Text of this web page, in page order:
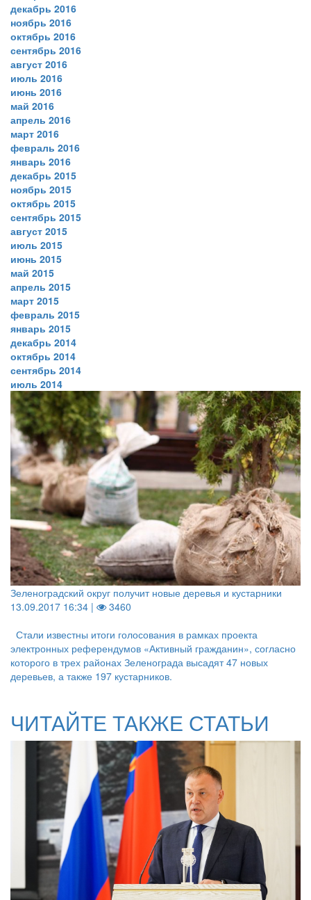
декабрь 2016
ноябрь 2016
октябрь 2016
сентябрь 2016
август 2016
июль 2016
июнь 2016
май 2016
апрель 2016
март 2016
февраль 2016
январь 2016
декабрь 2015
ноябрь 2015
октябрь 2015
сентябрь 2015
август 2015
июль 2015
июнь 2015
май 2015
апрель 2015
март 2015
февраль 2015
январь 2015
декабрь 2014
октябрь 2014
сентябрь 2014
июль 2014
Зеленоградский округ получит новые деревья и кустарники
13.09.2017 16:34 |
3460
Стали известны итоги голосования в рамках проекта
электронных референдумов «Активный гражданин», согласно
которого в трех районах Зеленограда высадят 47 новых
деревьев, а также 197 кустарников.
ЧИТАЙТЕ ТАКЖЕ СТАТЬИ